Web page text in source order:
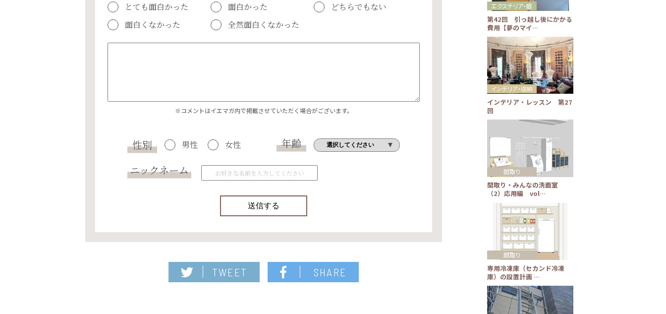
とても面白かった 面白かった
どちらでもない
面白くなかった
全然面白くなかった
※コメントはイエマガ内で掲載させていただく場合がございます。
性別 男性 女性
年齢
ニックネーム
TWEET SHARE
第42回 引っ越し後にかかる
費用【夢のマイ…
エクステリア・庭
インテリア・レッスン 第27
回
インテリア・収納
間取り・みんなの洗面室
（2）応用編 vol…
間取り
専用冷凍庫（セカンド冷凍
庫）の設置計画 …
間取り